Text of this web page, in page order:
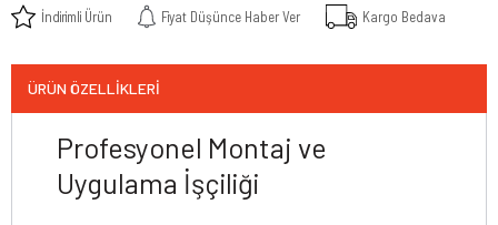
İndirimli Ürün Fiyat Düşünce Haber Ver Kargo Bedava
ÜRÜN ÖZELLIKLERI
Profesyonel Montaj ve
Uygulama İşçiliği